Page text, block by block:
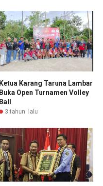
Ketua Karang Taruna Lambar
Buka Open Turnamen Volley
Ball
3 tahun lalu